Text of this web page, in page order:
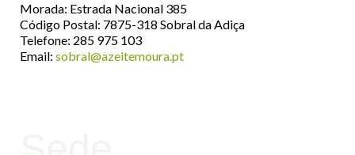
Morada: Estrada Nacional 385
Código Postal: 7875-318 Sobral da Adiça
Telefone: 285 975 103
Email: sobral@azeitemoura.pt